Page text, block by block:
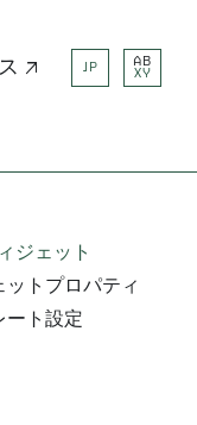
↗ JP
AB
XY
ジェット
ットプロパティ
ート設定